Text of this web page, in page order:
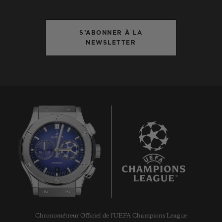
S’ABONNER À LA
NEWSLETTER
8
Chronométreur Officiel de l'UEFA Champions League